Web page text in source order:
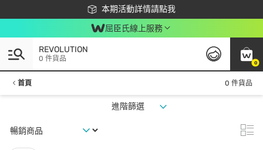
本期活動詳情請點我
下載app最高回饋$350
屈臣氏線上服務
0
REVOLUTION
0 件貨品
首頁 0 件貨品
進階篩選